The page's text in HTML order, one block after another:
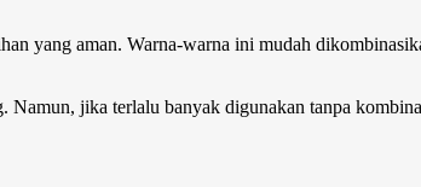
yang aman. Warna-warna ini mudah
Namun, jika terlalu banyak digunakan tanpa